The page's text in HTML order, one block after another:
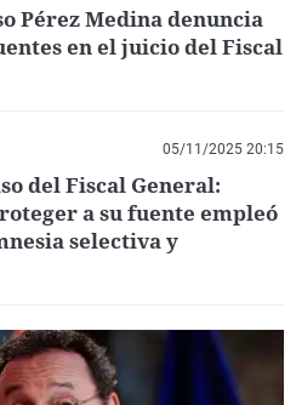
Pérez Medina denuncia
en el juicio del Fiscal
05/11/2025 20:15
del Fiscal General:
a su fuente empleó
selectiva y